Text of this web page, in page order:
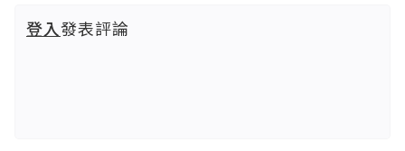
登入發表評論